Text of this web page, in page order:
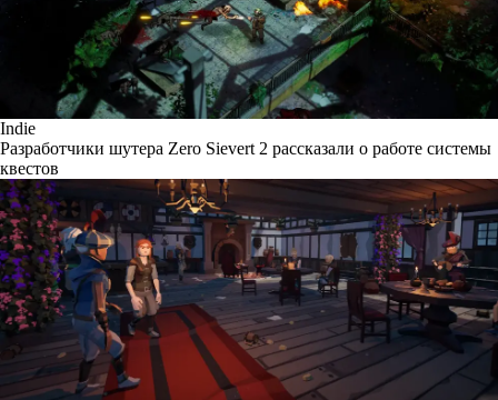
Indie
Разработчики шутера Zero Sievert 2 рассказали о работе системы
квестов